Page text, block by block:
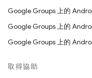
Google Groups 上的
Google Groups 上的
Google Groups 上的
取得協助